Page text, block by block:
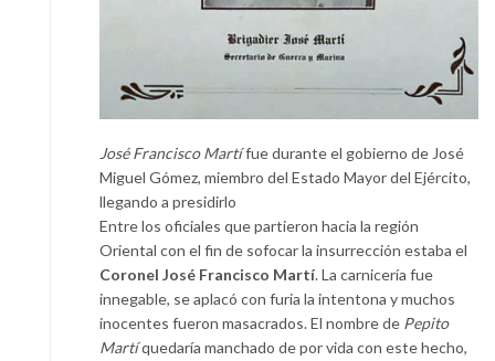
José Francisco Martífue durante el gobierno de José
Miguel Gómez, miembro del Estado Mayor del Ejército,
llegando a presidirlo
Entre los oficiales que partieron hacia la región
Oriental con el fin de sofocar la insurrección estaba el
Coronel José Francisco Martí. La carnicería fue
innegable, se aplacó con furia la intentona y muchos
inocentes fueron masacrados. El nombre de Pepito
Martíquedaría manchado de por vida con este hecho,